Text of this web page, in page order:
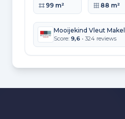
Twee-onder-één-kap
Gas: 1.230 • Elektriciteit:
Bedrijvigheid in
Noord (2025)
Woonoppervlakte
99 m² 88 m²
Mooijekind Vleut
Score: 9,6 • 324 reviews